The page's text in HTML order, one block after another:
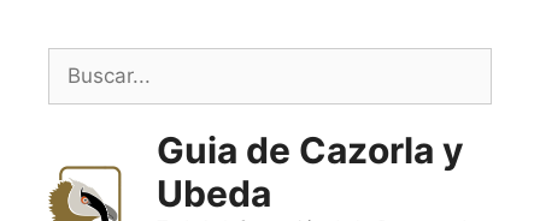
contenido
Buscar:
Guia de Cazorla y
Ubeda